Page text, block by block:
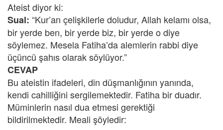
Ateist diyor ki:
Sual: “Kur’an çelişkilerle doludur, Allah kelamı olsa,
bir yerde ben, bir yerde biz, bir yerde o diye
söylemez. Mesela Fatiha’da alemlerin rabbi diye
üçüncü şahıs olarak söylüyor.”
CEVAP
Bu ateistin ifadeleri, din düşmanlığının yanında,
kendi cahilliğini sergilemektedir. Fatiha bir duadır.
Müminlerin nasıl dua etmesi gerektiği
bildirilmektedir. Meali şöyledir: